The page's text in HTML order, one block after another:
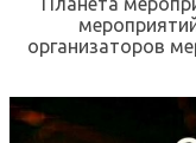
организаторов